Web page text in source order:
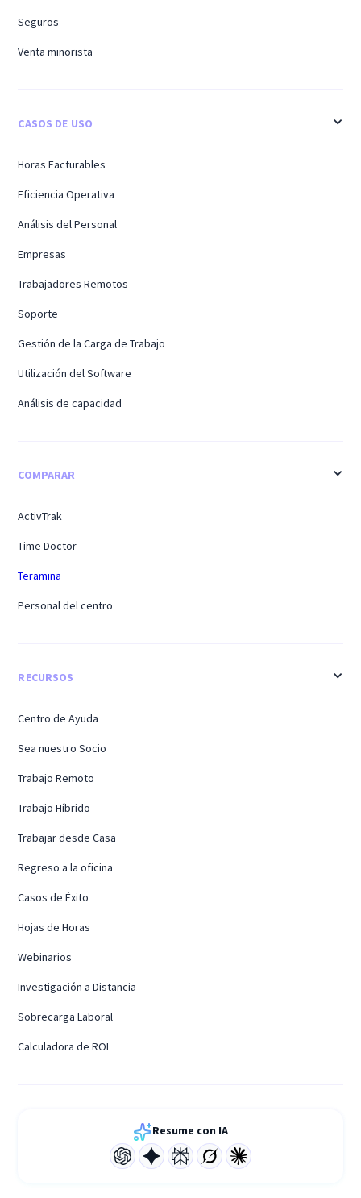
Seguros
Venta minorista
CASOS DE USO
Horas Facturables
Eficiencia Operativa
Análisis del Personal
Empresas
Trabajadores Remotos
Soporte
Gestión de la Carga de Trabajo
Utilización del Software
Análisis de capacidad
COMPARAR
ActivTrak
Time Doctor
Teramina
Personal del centro
RECURSOS
Centro de Ayuda
Sea nuestro Socio
Trabajo Remoto
Trabajo Híbrido
Trabajar desde Casa
Regreso a la oficina
Casos de Éxito
Hojas de Horas
Webinarios
Investigación a Distancia
Sobrecarga Laboral
Calculadora de ROI
Resume con IA